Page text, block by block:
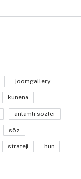
joomgallery
kunena
anlamlı sözler
söz
strateji hun